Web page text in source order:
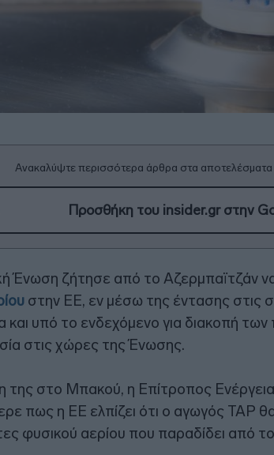
Ανακαλύψτε περισσότερα άρθρα στα
Προσθήκη του insider.gr στην
Ένωση ζήτησε από το Αζερμπαϊτζάν
στην ΕΕ, εν μέσω της έντασης στις
υπό το ενδεχόμενο για διακοπή
στις χώρες της Ένωσης.
της στο Μπακού, η Επίτροπος
πως η ΕΕ ελπίζει ότι ο αγωγός TAP
φυσικού αερίου που παραδίδει από